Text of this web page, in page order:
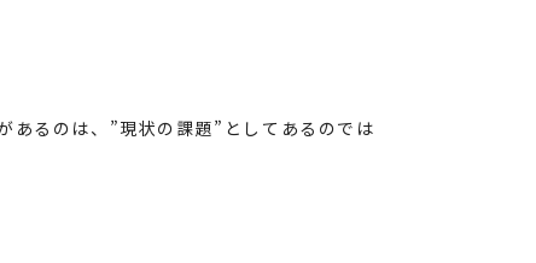
あるのは、”現状の課題”としてあるのでは